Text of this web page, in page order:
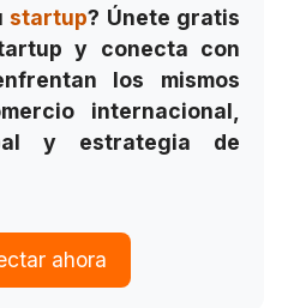
startup? Únete gratis
y conecta con
los mismos
internacional,
y estrategia de
ahora